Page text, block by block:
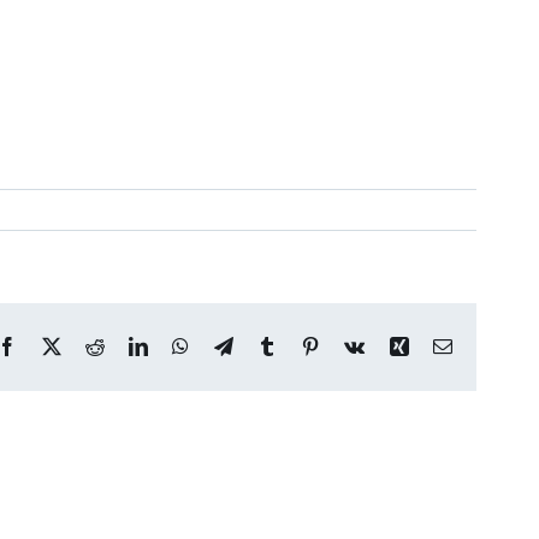
Facebook
X RedditLinkedInWhatsApp
TelegramTumblr Pinterest
Vk Xing Correo